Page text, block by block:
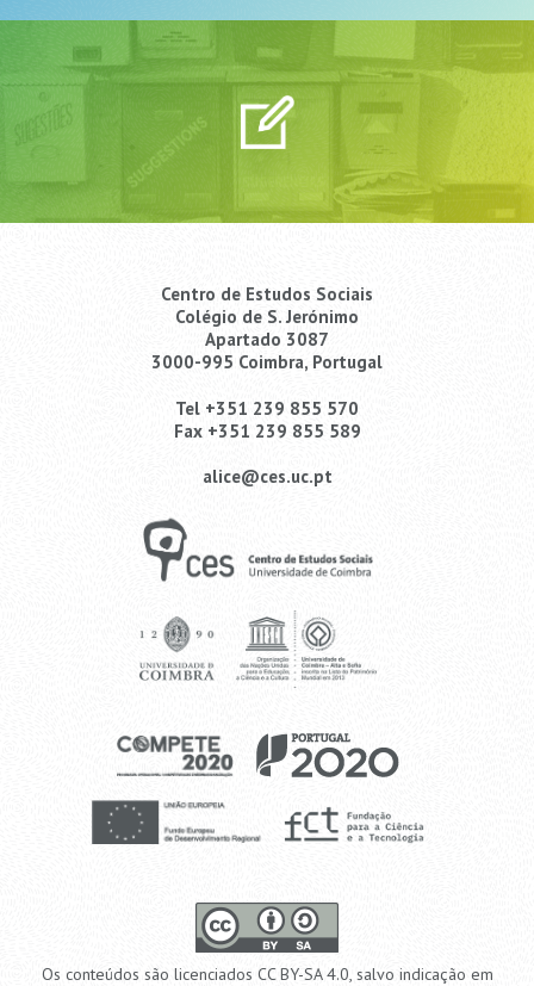
Centro de Estudos Sociais
Colégio de S. Jerónimo
Apartado 3087
3000-995 Coimbra, Portugal
Tel +351 239 855 570
Fax +351 239 855 589
alice@ces.uc.pt
Os conteúdos são licenciados CC BY-SA 4.0, salvo indicação em